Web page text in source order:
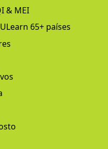
& MEI
65+ países